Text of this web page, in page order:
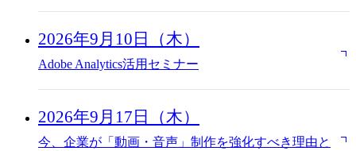
2026年9月10日（木）
Adobe Analytics活用セミナー
2026年9月17日（木）
今、企業が「動画・音声」制作を強化すべき理由と